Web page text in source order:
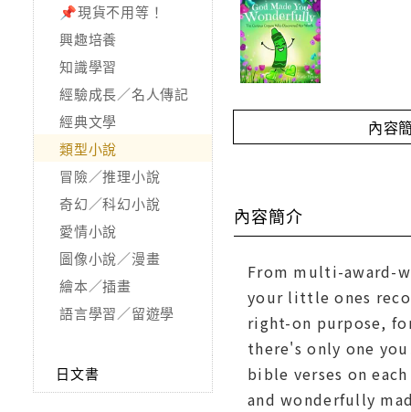
📌現貨不用等！
興趣培養
知識學習
經驗成長／名人傳記
經典文學
類型小說
冒險／推理小說
奇幻／科幻小說
愛情小說
圖像小說／漫畫
繪本／插畫
語言學習／留遊學
日文書
內容
內容簡介
From multi-award-
your little ones
right-on purpose,
there's only one
bible verses on
and wonderfully